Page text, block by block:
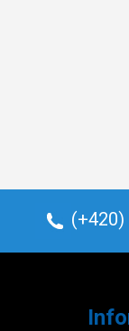
(+420)